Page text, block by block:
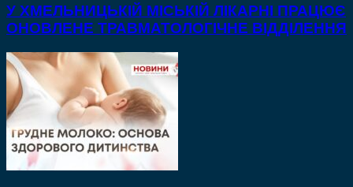
У ХМЕЛЬНИЦЬКІЙ МІСЬКІЙ ЛІКАРНІ ПРАЦЮЄ
ОНОВЛЕНЕ ТРАВМАТОЛОГІЧНЕ ВІДДІЛЕННЯ